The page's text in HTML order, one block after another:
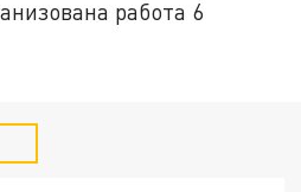
работа 6